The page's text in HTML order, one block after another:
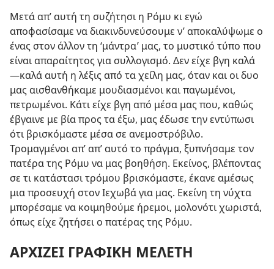
Μετά απ’ αυτή τη συζήτησι η Ρόμυ κι εγώ
αποφασίσαμε να διακινδυνεύσουμε ν’ αποκαλύψωμε ο
ένας στον άλλον τη ‘μάντρα’ μας, το μυστικό τύπο που
είναι απαραίτητος για συλλογισμό. Δεν είχε βγη καλά
—καλά αυτή η λέξις από τα χείλη μας, όταν και οι δυο
μας αισθανθήκαμε μουδιασμένοι και παγωμένοι,
πετρωμένοι. Κάτι είχε βγη από μέσα μας που, καθώς
έβγαινε με βία προς τα έξω, μας έδωσε την εντύπωσι
ότι βρισκόμαστε μέσα σε ανεμοστρόβιλο.
Τρομαγμένοι απ’ απ’ αυτό το πράγμα, ξυπνήσαμε τον
πατέρα της Ρόμυ να μας βοηθήση. Εκείνος, βλέποντας
σε τι κατάστασι τρόμου βρισκόμαστε, έκανε αμέσως
μια προσευχή στον Ιεχωβά για μας. Εκείνη τη νύχτα
μπορέσαμε να κοιμηθούμε ήρεμοι, μολονότι χωριστά,
όπως είχε ζητήσει ο πατέρας της Ρόμυ.
ΑΡΧΙΖΕΙ ΓΡΑΦΙΚΗ ΜΕΛΕΤΗ